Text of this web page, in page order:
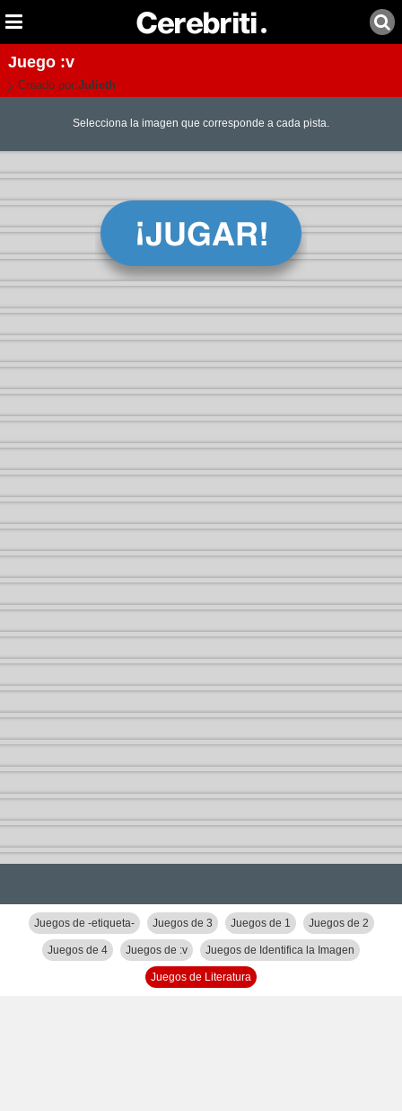
Juego :v
Creado por:Julieth
Selecciona la imagen que corresponde a cada pista.
Juegos de -etiqueta- Juegos de 3 Juegos de 1 Juegos de 2
Juegos de 4 Juegos de :v Juegos de Identifica la Imagen
Juegos de Literatura